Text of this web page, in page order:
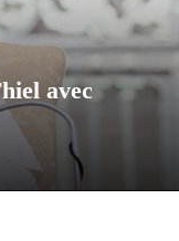
avec